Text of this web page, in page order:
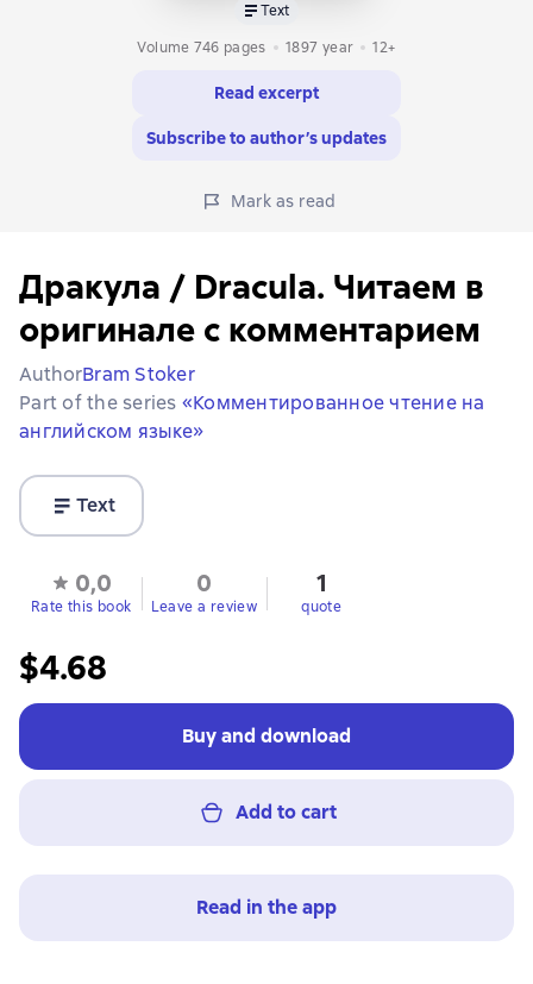
Text
Volume 746 pages
1897 year 12+
Read excerpt
Subscribe to author’s updates
Mark as read
Дракула / Dracula. Читаем в
оригинале с комментарием
AuthorBram Stoker
Part of the series «Комментированное чтение на
английском языке»
Text
0,0
Rate this book
0
Leave a review
1
quote
$4.68
Buy and download
Add to cart
Read in the app